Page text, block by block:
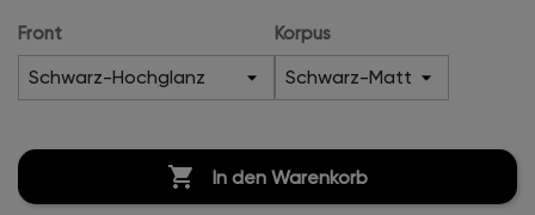
Front Korpus
 In den Warenkorb